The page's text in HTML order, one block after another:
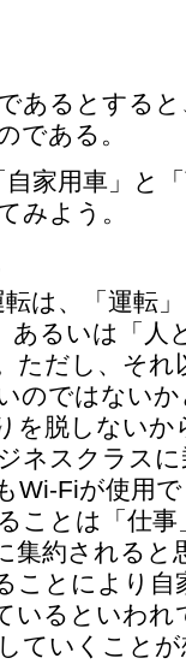
あるとする
である。
家用車」と
みよう。
は、「運転
あるいは「
ただし、それ
のではない
を脱しない
ネスクラス
Wi-Fiが使用
ことは「仕事
集約されると
ことにより自
いるといわ
ていくこと